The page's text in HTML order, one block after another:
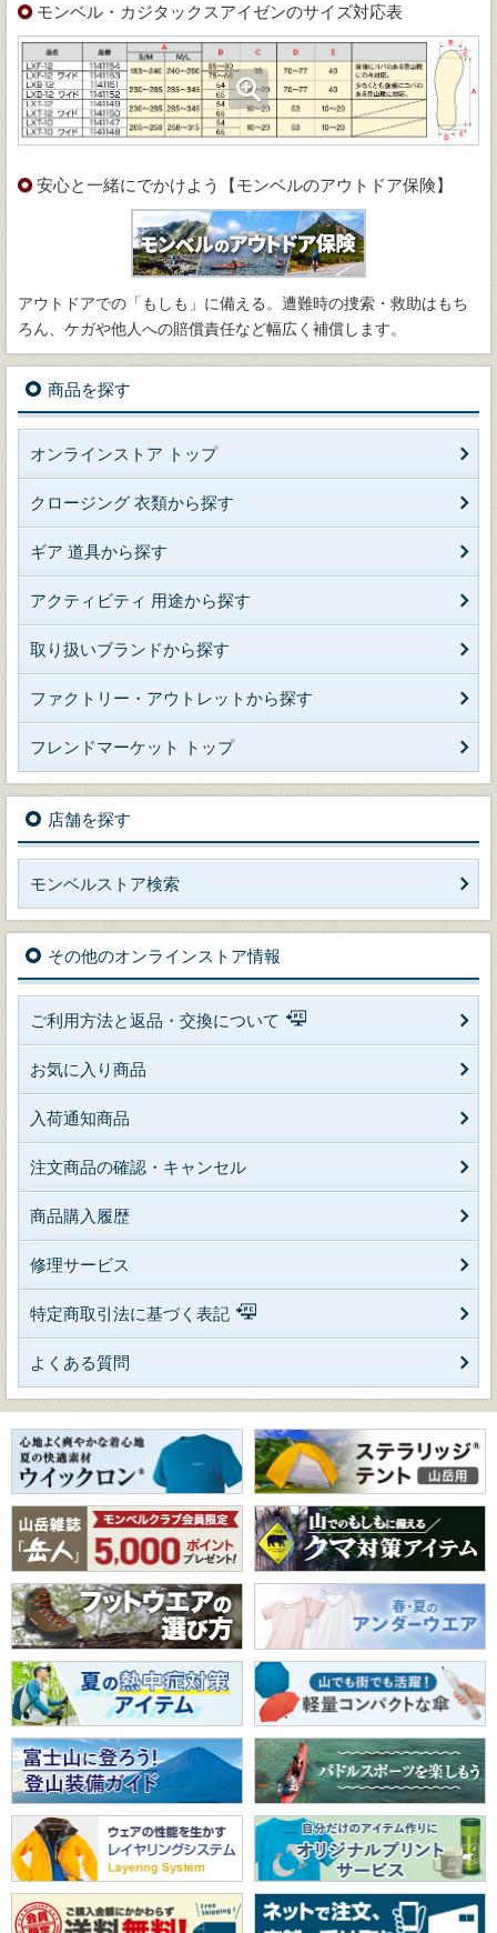
モンベル・カジタックスアイゼンのサイズ対応表
安心と一緒にでかけよう【モンベルのアウトドア保険】
アウトドアでの「もしも」に備える。遭難時の捜索・救助はもち
ろん、ケガや他人への賠償責任など幅広く補償します。
商品を探す
オンラインストア トップ
クロージング 衣類から探す
ギア 道具から探す
アクティビティ 用途から探す
取り扱いブランドから探す
ファクトリー・アウトレットから探す
フレンドマーケット トップ
店舗を探す
モンベルストア検索
その他のオンラインストア情報
ご利用方法と返品・交換について
お気に入り商品
入荷通知商品
注文商品の確認・キャンセル
商品購入履歴
修理サービス
特定商取引法に基づく表記
よくある質問